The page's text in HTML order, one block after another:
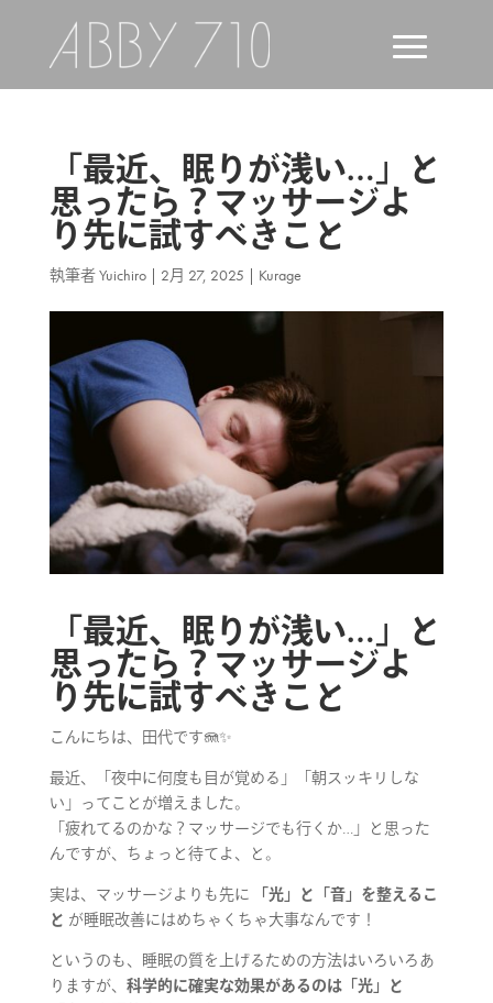
「最近、眠りが浅い…」と
思ったら？マッサージよ
り先に試すべきこと
執筆者Yuichiro| 2月 27, 2025 | Kurage
「最近、眠りが浅い…」と
思ったら？マッサージよ
り先に試すべきこと
こんにちは、田代です🪼✨
最近、「夜中に何度も目が覚める」「朝スッキリしな
い」ってことが増えました。
「疲れてるのかな？マッサージでも行くか…」と思った
んですが、ちょっと待てよ、と。
実は、マッサージよりも先に
「光」と「音」を整えるこ
と が睡眠改善にはめちゃくちゃ大事なんです！
というのも、睡眠の質を上げるための方法はいろいろあ
りますが、 科学的に確実な効果があるのは「光」と